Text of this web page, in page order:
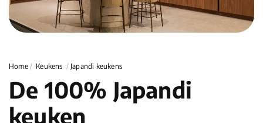
Home / Keukens / Japandi keukens
De 100% Japandi
keuken